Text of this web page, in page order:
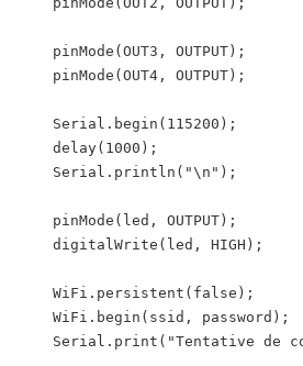
pinMode(OUT3, OUTPUT);
pinMode(OUT4, OUTPUT);
Serial.begin(115200);
delay(1000);
Serial.println("\n");
pinMode(led, OUTPUT);
digitalWrite(led, HIGH);
WiFi.persistent(false);
WiFi.begin(ssid, password);
Serial.print("Tentative de